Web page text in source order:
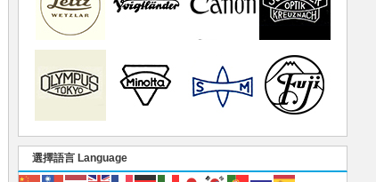
選擇語言 Language